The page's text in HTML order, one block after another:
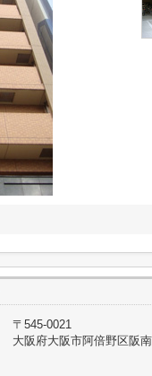
〒545-0021
大阪府大阪市阿倍野区阪